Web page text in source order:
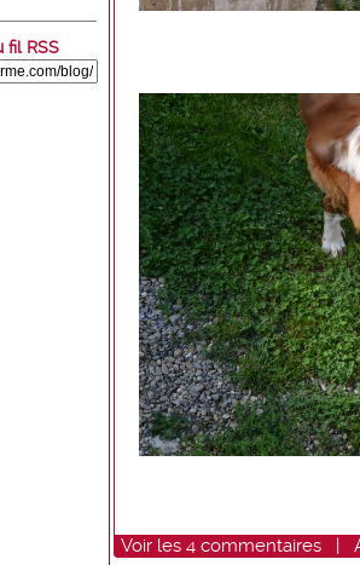
fil RSS
Voir les 4 commentaires |